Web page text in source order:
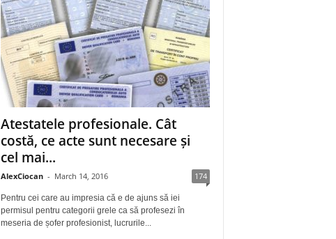
Atestatele profesionale. Cât
costă, ce acte sunt necesare și
cel mai...
AlexCiocan - March 14, 2016 174
Pentru cei care au impresia că e de ajuns să iei
permisul pentru categorii grele ca să profesezi în
meseria de șofer profesionist, lucrurile...